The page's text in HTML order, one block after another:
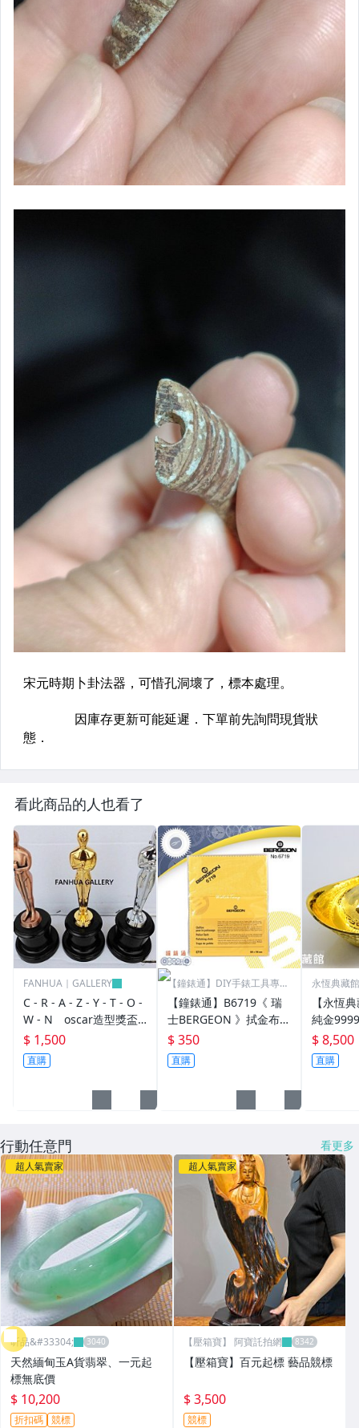
看此商品的人也看了
FANHUA｜GALLERY
C - R - A - Z - Y - T - O -
W - N oscar造型獎盃
奧斯卡小金人獎座擺件創
意交換禮物 尾牙活動 企
業學校公司年終頒獎禮物
$ 1,500
直購
【鐘錶通】DIY手錶工具專業
【鐘錶通】B6719《 瑞
士BERGEON 》拭金布/K
金布/金屬亮潔布/古董錶
清潔布├手錶保養/飾品
保養┤
$ 350
直購
永恆典藏
【永恆
純金
50錢 下
禮 喝茶
$ 8,500
直購
行動任意門 看更多
超人氣賣家
昕品&#33304;
天然緬甸玉A貨翡翠、一元起
標無底價
$ 10,200
折扣碼 競標
超人氣賣家
【壓箱寶】 阿寶託拍網
【壓箱寶】百元起標 藝品競標
$ 3,500
競標